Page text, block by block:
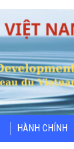
HÀNH CHÍNH